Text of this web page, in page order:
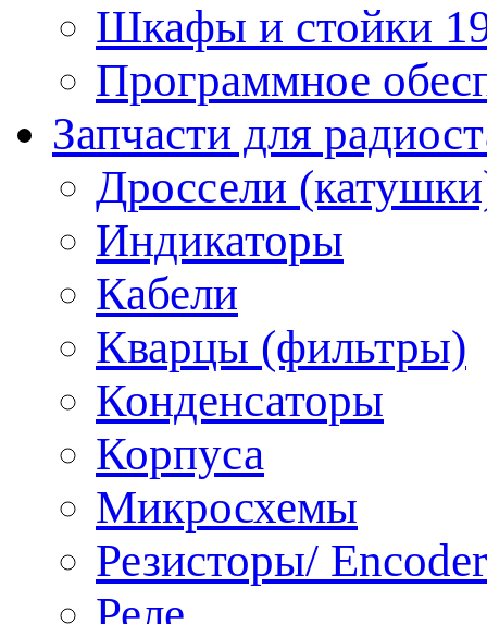
Шкафы и стойки
Программное
Запчасти для
Дроссели
Индикаторы
Кабели
Кварцы (фильтры)
Конденсаторы
Корпуса
Микросхемы
Резисторы/ Encoder
Реле